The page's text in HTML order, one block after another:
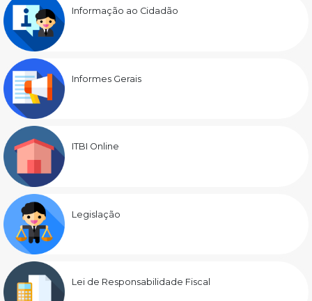
Informação ao Cidadão
Informes Gerais
ITBI Online
Legislação
Lei de Responsabilidade Fiscal